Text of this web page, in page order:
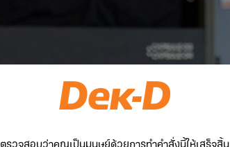
ตรวจสอบว่าคุณเป็นมนุษย์ด้วยการทำคำสั่งนี้ให้เสร็จสิ้น